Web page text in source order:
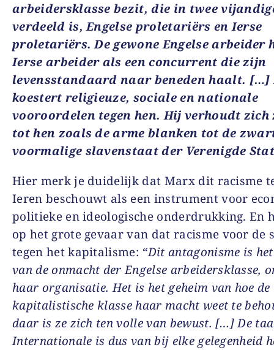
arbeidersklasse bezit, die in twee
verdeeld is, Engelse proletariërs en Ierse
proletariërs. De gewone Engelse arbeider
Ierse arbeider als een concurrent die zijn
levensstandaard naar beneden haalt. […]
koestert religieuze, sociale en nationale
vooroordelen tegen hen. Hij verhoudt zich
tot hen zoals de arme blanken tot de
voormalige slavenstaat der Verenigde
Hier merk je duidelijk dat Marx dit racisme
Ieren beschouwt als een instrument voor
politieke en ideologische onderdrukking. En
op het grote gevaar van dat racisme voor de
tegen het kapitalisme: “Dit antagonisme is
van de onmacht der Engelse arbeidersklasse,
haar organisatie. Het is het geheim van hoe de
kapitalistische klasse haar macht weet te
daar is ze zich ten volle van bewust. […] De
Internationale is dus van bij elke gelegenheid